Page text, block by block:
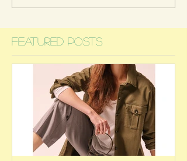
Featured Posts